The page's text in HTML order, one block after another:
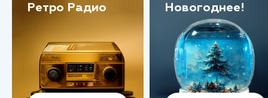
Ретро Радио Новогоднее!